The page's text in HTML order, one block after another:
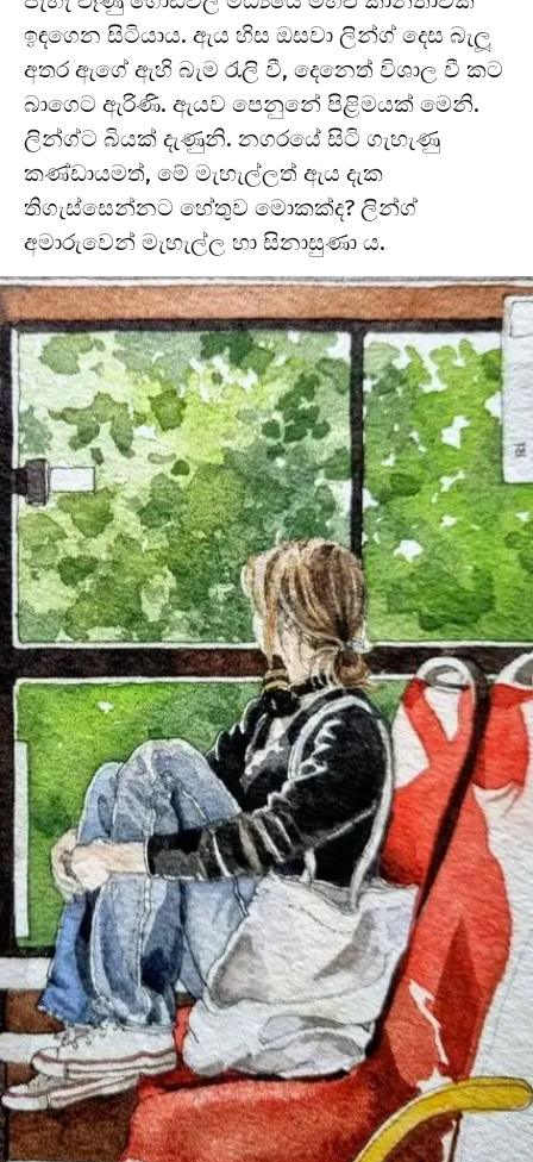
ඉඳගෙන සිටියාය. ඇය හිස ඔසවා ලින්ග් දෙස බැලූ
අතර ඇගේ ඇහි බැම රැලි වී, දෙනෙත් විශාල වී කට
බාගෙට ඇරිණි. ඇයව පෙනුනේ පිළිමයක් මෙනි.
ලින්ග්ට බියක් දැණුනි. නගරයේ සිටි ගැහැණු
කණ්ඩායමත්, මේ මැහැල්ලත් ඇය දැක
තිගැස්සෙන්නට හේතුව මොකක්ද? ලින්ග්
අමාරුවෙන් මැහැල්ල හා සිනාසුණා ය.